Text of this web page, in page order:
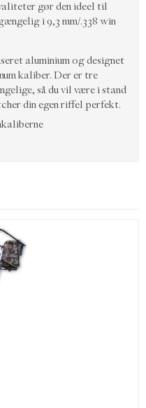
gør den ideel til
i 9,3 mm/.338 win
aluminium og designet
kaliber. Der er tre
så du vil være i stand
din egen riffel perfekt.